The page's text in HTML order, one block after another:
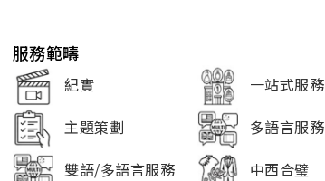
服務範疇
紀實
一站式服務
主題策劃
多語言服務
雙語/多語言服務
中西合璧